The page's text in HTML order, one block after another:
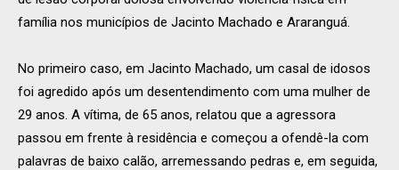
família nos municípios de Jacinto Machado e Araranguá.
No primeiro caso, em Jacinto Machado, um casal de idosos
foi agredido após um desentendimento com uma mulher de
29 anos. A vítima, de 65 anos, relatou que a agressora
passou em frente à residência e começou a ofendê-la com
palavras de baixo calão, arremessando pedras e, em seguida,